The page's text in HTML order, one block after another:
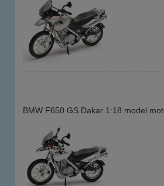
BMW F650 GS Dakar 1:18 model